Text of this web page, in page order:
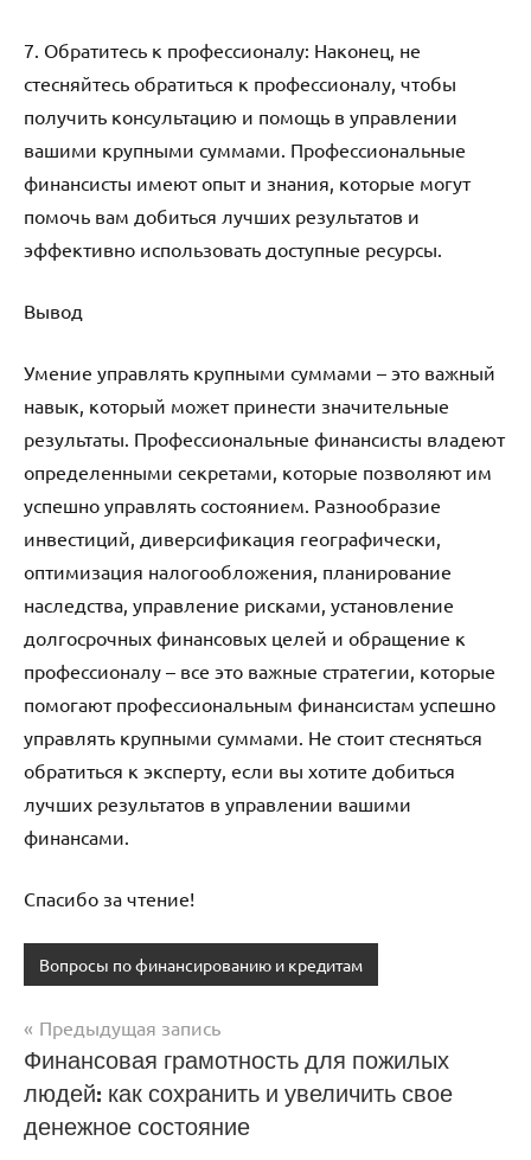
7. Обратитесь к профессионалу: Наконец, не
стесняйтесь обратиться к профессионалу, чтобы
получить консультацию и помощь в управлении
вашими крупными суммами. Профессиональные
финансисты имеют опыт и знания, которые могут
помочь вам добиться лучших результатов и
эффективно использовать доступные ресурсы.
Вывод
Умение управлять крупными суммами – это важный
навык, который может принести значительные
результаты. Профессиональные финансисты владеют
определенными секретами, которые позволяют им
успешно управлять состоянием. Разнообразие
инвестиций, диверсификация географически,
оптимизация налогообложения, планирование
наследства, управление рисками, установление
долгосрочных финансовых целей и обращение к
профессионалу – все это важные стратегии, которые
помогают профессиональным финансистам успешно
управлять крупными суммами. Не стоит стесняться
обратиться к эксперту, если вы хотите добиться
лучших результатов в управлении вашими
финансами.
Спасибо за чтение!
Вопросы по финансированию и кредитам
Навигация
по
записям
Предыдущая запись
Финансовая грамотность для пожилых
людей: как сохранить и увеличить свое
денежное состояние